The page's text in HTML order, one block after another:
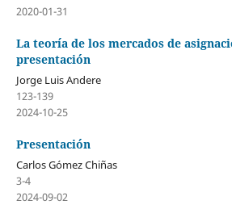
2020-01-31
La teoría de los mercados de
presentación
Jorge Luis Andere
123-139
2024-10-25
Presentación
Carlos Gómez Chiñas
3-4
2024-09-02